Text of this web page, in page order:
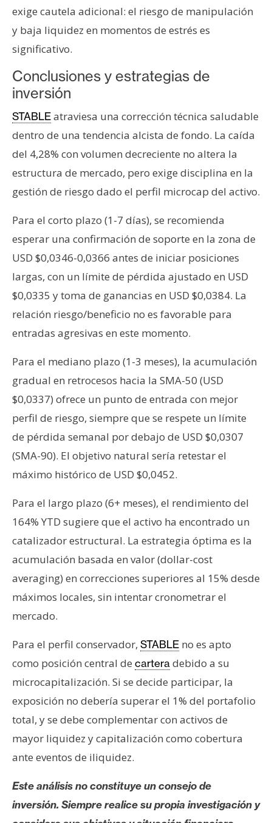
exige cautela adicional: el riesgo de manipulación
y baja liquidez en momentos de estrés es
significativo.
Conclusiones y estrategias de
inversión
STABLEatraviesa una corrección técnica saludable
dentro de una tendencia alcista de fondo. La caída
del 4,28% con volumen decreciente no altera la
estructura de mercado, pero exige disciplina en la
gestión de riesgo dado el perfil microcap del activo.
Para el corto plazo (1-7 días), se recomienda
esperar una confirmación de soporte en la zona de
USD $0,0346-0,0366 antes de iniciar posiciones
largas, con un límite de pérdida ajustado en USD
$0,0335 y toma de ganancias en USD $0,0384. La
relación riesgo/beneficio no es favorable para
entradas agresivas en este momento.
Para el mediano plazo (1-3 meses), la acumulación
gradual en retrocesos hacia la SMA-50 (USD
$0,0337) ofrece un punto de entrada con mejor
perfil de riesgo, siempre que se respete un límite
de pérdida semanal por debajo de USD $0,0307
(SMA-90). El objetivo natural sería retestar el
máximo histórico de USD $0,0452.
Para el largo plazo (6+ meses), el rendimiento del
164% YTD sugiere que el activo ha encontrado un
catalizador estructural. La estrategia óptima es la
acumulación basada en valor (dollar-cost
averaging) en correcciones superiores al 15% desde
máximos locales, sin intentar cronometrar el
mercado.
Para el perfil conservador, STABLE no es apto
como posición central de cartera debido a su
microcapitalización. Si se decide participar, la
exposición no debería superar el 1% del portafolio
total, y se debe complementar con activos de
mayor liquidez y capitalización como cobertura
ante eventos de iliquidez.
Este análisis no constituye un consejo de
inversión. Siempre realice su propia investigación y